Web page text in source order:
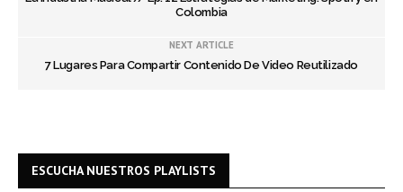
Colombia
NEXT ARTICLE
7 Lugares Para Compartir Contenido De Video Reutilizado
ESCUCHA NUESTROS PLAYLISTS